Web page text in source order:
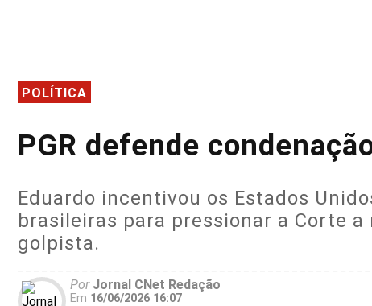
POLÍTICA
PGR defende
Eduardo incentivou os Estados
brasileiras para pressionar a Corte
golpista.
PorJornal CNet Redação
Em 16/06/2026 16:07